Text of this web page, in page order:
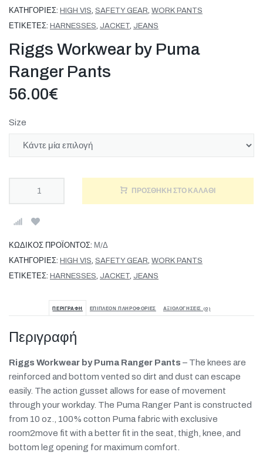
ΚΑΤΗΓΟΡΊΕΣ: HIGH VIS SAFETY GEAR WORK PANTS
ΕΤΙΚΈΤΕΣ: HARNESSES JACKET JEANS
Riggs Workwear by Puma
Ranger Pants
56.00€
Size
ΠΡΟΣΘΉΚΗ ΣΤΟ ΚΑΛΆΘΙ
ΚΩΔΙΚΌΣ ΠΡΟΪΌΝΤΟΣ: Μ/Δ
ΚΑΤΗΓΟΡΊΕΣ: HIGH VIS SAFETY GEAR WORK PANTS
ΕΤΙΚΈΤΕΣ: HARNESSES JACKET JEANS
ΠΕΡΙΓΡΑΦΉ ΕΠΙΠΛΈΟΝ ΠΛΗΡΟΦΟΡΊΕΣ ΑΞΙΟΛΟΓΉΣΕΙΣ (0)
Περιγραφή
Riggs Workwear by Puma Ranger Pants – The knees are
reinforced and bottom vented so dirt and dust can escape
easily. The action gusset allows for ease of movement
through your workday. The Puma Ranger Pant is constructed
from 10 oz., 100% cotton Puma fabric with exclusive
room2move fit with a better fit in the seat, thigh, knee, and
bottom leg opening for maximum comfort.